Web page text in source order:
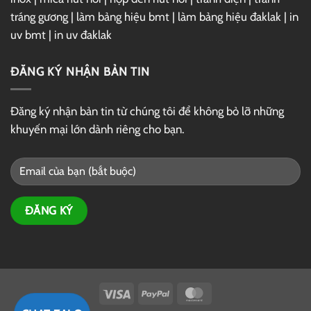
tráng gương | làm bảng hiệu bmt | làm bảng hiệu đaklak | in
uv bmt | in uv đaklak
ĐĂNG KÝ NHẬN BẢN TIN
Đăng ký nhận bản tin từ chúng tôi để không bỏ lỡ những
khuyến mại lớn dành riêng cho bạn.
Visa PayPal